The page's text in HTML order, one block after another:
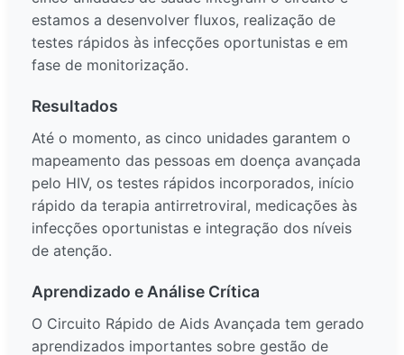
estamos a desenvolver fluxos, realização de
testes rápidos às infecções oportunistas e em
fase de monitorização.
Resultados
Até o momento, as cinco unidades garantem o
mapeamento das pessoas em doença avançada
pelo HIV, os testes rápidos incorporados, início
rápido da terapia antirretroviral, medicações às
infecções oportunistas e integração dos níveis
de atenção.
Aprendizado e Análise Crítica
O Circuito Rápido de Aids Avançada tem gerado
aprendizados importantes sobre gestão de